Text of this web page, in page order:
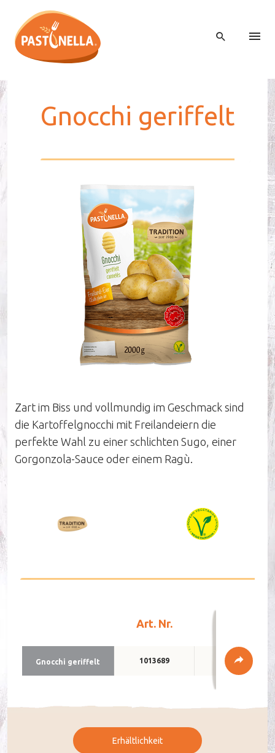
Unternehmen
Unsere Influencer
Arbeiten bei Pastinella
Gnoc­chi ge­rif­felt
Zart im Biss und vollmundig im Geschmack sind
die Kartoffelgnocchi mit Freilandeiern die
perfekte Wahl zu einer schlichten Sugo, einer
Gorgonzola-Sauce oder einem Ragù.
Art. Nr.
Gnoc­chi ge­rif­felt 1013689 2 x 2 kg
Erhältlichkeit